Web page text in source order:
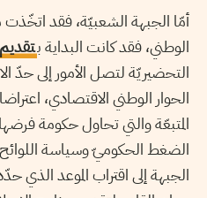
أمّا الجبهة الشعبيّة، فقد اتخّذت
الوطني، فقد كانت البداية ب
التحضيريّة لتصل الأمور إلى حدّ
الحوار الوطني الاقتصادي،
المتبعّة والتي تحاول حكومة
الضغط الحكوميّ وسياسة اللوائح